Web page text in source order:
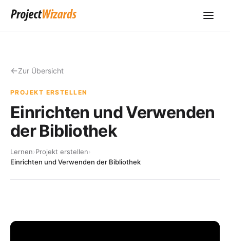
Zur Übersicht
PROJEKT ERSTELLEN
Einrichten und Verwenden
der Bibliothek
Lernen›Projekt erstellen›
Einrichten und Verwenden der Bibliothek